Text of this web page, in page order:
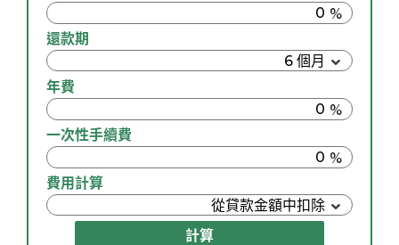
還款期
年費
一次性手續費
費用計算
計算